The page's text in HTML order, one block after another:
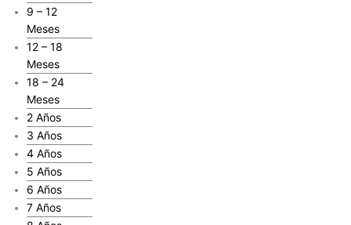
9 – 12
Meses
12 – 18
Meses
18 – 24
Meses
2 Años
3 Años
4 Años
5 Años
6 Años
7 Años